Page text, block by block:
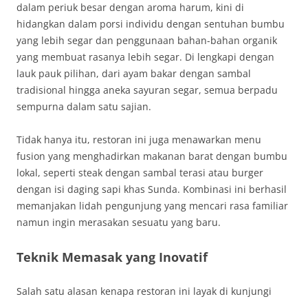
dalam periuk besar dengan aroma harum, kini di
hidangkan dalam porsi individu dengan sentuhan bumbu
yang lebih segar dan penggunaan bahan-bahan organik
yang membuat rasanya lebih segar. Di lengkapi dengan
lauk pauk pilihan, dari ayam bakar dengan sambal
tradisional hingga aneka sayuran segar, semua berpadu
sempurna dalam satu sajian.
Tidak hanya itu, restoran ini juga menawarkan menu
fusion yang menghadirkan makanan barat dengan bumbu
lokal, seperti steak dengan sambal terasi atau burger
dengan isi daging sapi khas Sunda. Kombinasi ini berhasil
memanjakan lidah pengunjung yang mencari rasa familiar
namun ingin merasakan sesuatu yang baru.
Teknik Memasak yang Inovatif
Salah satu alasan kenapa restoran ini layak di kunjungi